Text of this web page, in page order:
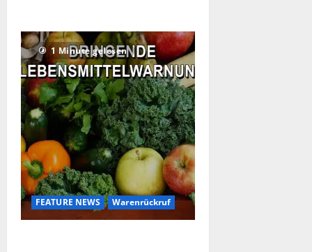
1 Minute gelesen
FEATURE NEWS Warenrückruf